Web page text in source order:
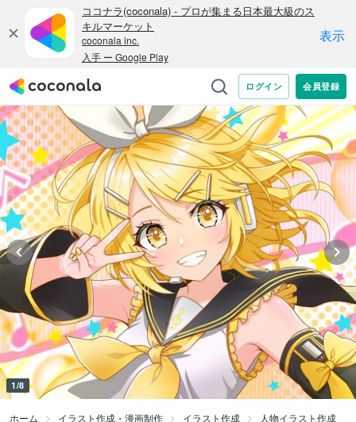
1/8
ホーム イラスト作成・漫画制作 イラスト作成 人物イラスト作成